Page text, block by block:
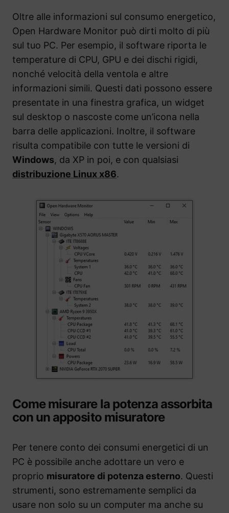
Oltre alle informazioni sul consumo energetico,
Open Hardware Monitor può dirti molto di più
sul tuo PC. Per esempio, il software riporta le
temperature di CPU, GPU e dei dischi rigidi,
nonché velocità della ventola e altre
informazioni simili. Questi dati possono essere
presentate in una finestra grafica, un widget
sul desktop o nascoste come un’icona nella
barra delle applicazioni. Inoltre, il software
risulta compatibile con tutte le versioni di
Windows, da XP in poi, e con qualsiasi
distribuzione Linux x86.
Come misurare la potenza assorbita
con un apposito misuratore
Per tenere conto dei consumi energetici di un
PC è possibile anche adottare un vero e
proprio misuratore di potenza esterno. Questi
strumenti, sono estremamente semplici da
usare non solo su un computer ma anche su